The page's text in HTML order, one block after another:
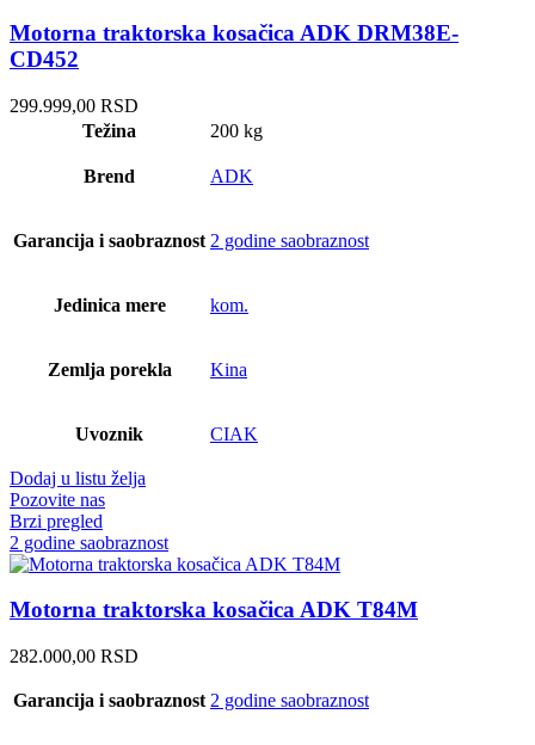
Motorna traktorska kosačica ADK DRM38E-
CD452
299.999,00 RSD
Težina
200 kg
Brend ADK
Garancija i saobraznost 2 godine saobraznost
Jedinica mere kom.
Zemlja porekla Kina
Uvoznik CIAK
Dodaj u listu želja
Pozovite nas
Brzi pregled
2 godine saobraznost
Motorna traktorska kosačica ADK T84M
282.000,00 RSD
Garancija i saobraznost 2 godine saobraznost